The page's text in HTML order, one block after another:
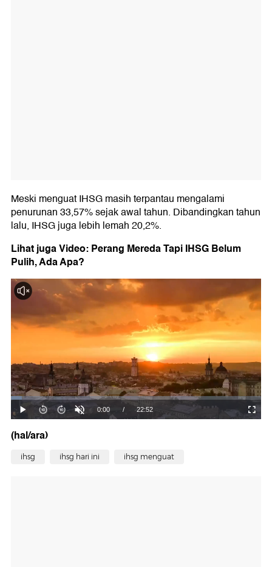
Meski menguat IHSG masih terpantau mengalami
penurunan 33,57% sejak awal tahun. Dibandingkan tahun
lalu, IHSG juga lebih lemah 20,2%.
Lihat juga Video: Perang Mereda Tapi IHSG Belum
Pulih, Ada Apa?
(hal/ara)
ihsg ihsg hari ini ihsg menguat